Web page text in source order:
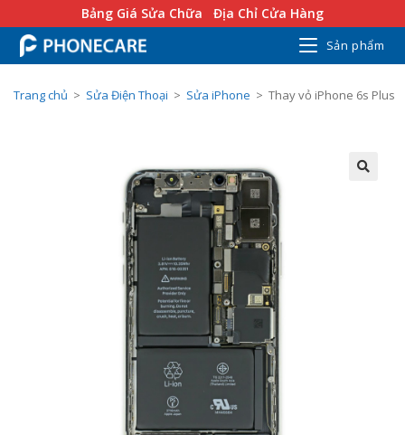
Bảng Giá Sửa Chữa Địa Chỉ Cửa Hàng
Sản phẩm
Trang chủ > Sửa Điện Thoại > Sửa iPhone > Thay vỏ iPhone 6s Plus